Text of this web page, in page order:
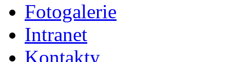
Fotogalerie
Intranet
Kontakty